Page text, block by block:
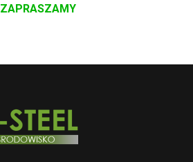
ZAPRASZAMY